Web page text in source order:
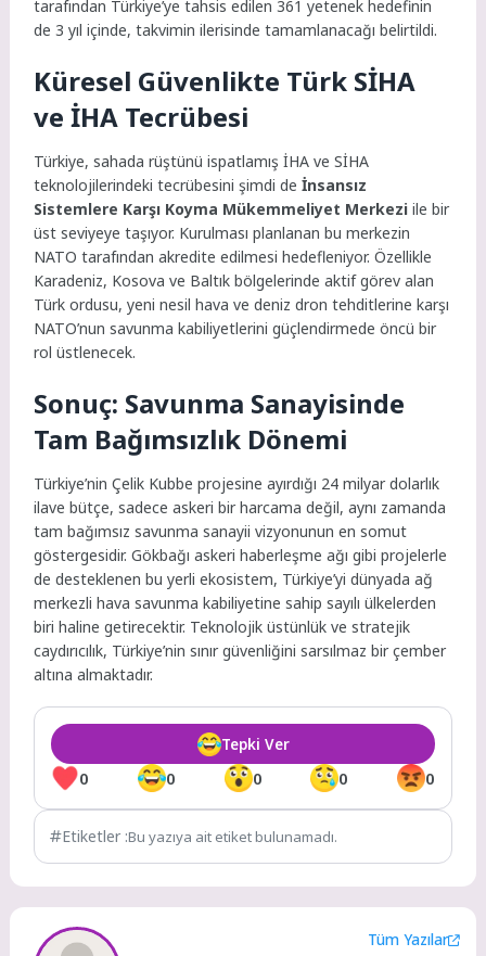
tarafından Türkiye’ye tahsis edilen 361 yetenek hedefinin
de 3 yıl içinde, takvimin ilerisinde tamamlanacağı belirtildi.
Küresel Güvenlikte Türk SİHA
ve İHA Tecrübesi
Türkiye, sahada rüştünü ispatlamış İHA ve SİHA
teknolojilerindeki tecrübesini şimdi deİnsansız
Sistemlere Karşı Koyma Mükemmeliyet Merkezi ile bir
üst seviyeye taşıyor. Kurulması planlanan bu merkezin
NATO tarafından akredite edilmesi hedefleniyor. Özellikle
Karadeniz, Kosova ve Baltık bölgelerinde aktif görev alan
Türk ordusu, yeni nesil hava ve deniz dron tehditlerine karşı
NATO’nun savunma kabiliyetlerini güçlendirmede öncü bir
rol üstlenecek.
Sonuç: Savunma Sanayisinde
Tam Bağımsızlık Dönemi
Türkiye’nin Çelik Kubbe projesine ayırdığı 24 milyar dolarlık
ilave bütçe, sadece askeri bir harcama değil, aynı zamanda
tam bağımsız savunma sanayii vizyonunun en somut
göstergesidir. Gökbağı askeri haberleşme ağı gibi projelerle
de desteklenen bu yerli ekosistem, Türkiye’yi dünyada ağ
merkezli hava savunma kabiliyetine sahip sayılı ülkelerden
biri haline getirecektir. Teknolojik üstünlük ve stratejik
caydırıcılık, Türkiye’nin sınır güvenliğini sarsılmaz bir çember
altına almaktadır.
0 0 0 0 0
Tepki Ver
Etiketler :Bu yazıya ait etiket bulunamadı.
Tüm Yazılar